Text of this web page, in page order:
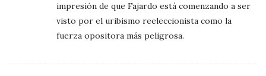
impresión de que Fajardo está comenzando a ser
visto por el uribismo reeleccionista como la
fuerza opositora más peligrosa.